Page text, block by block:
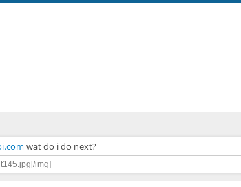
wat do i do next?
img]